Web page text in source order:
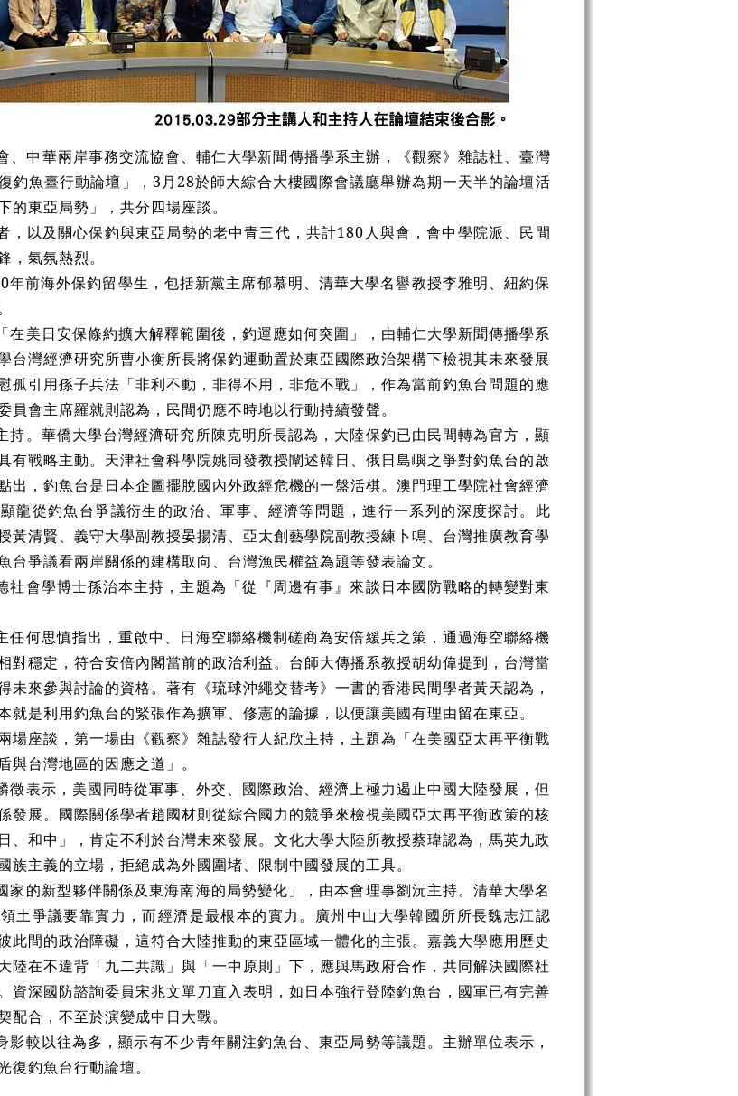
、中華兩岸事務交流協會、輔仁大學新聞傳播學系主辦，《觀察》雜誌社、臺灣
釣魚臺行動論壇」，3月28於師大綜合大樓國際會議廳舉辦為期一天半的論壇活
的東亞局勢」，共分四場座談。
，以及關心保釣與東亞局勢的老中青三代，共計180人與會，會中學院派、民間
，氣氛熱烈。
年前海外保釣留學生，包括新黨主席郁慕明、清華大學名譽教授李雅明、紐約保
在美日安保條約擴大解釋範圍後，釣運應如何突圍」，由輔仁大學新聞傳播學系
台灣經濟研究所曹小衡所長將保釣運動置於東亞國際政治架構下檢視其未來發展
孤引用孫子兵法「非利不動，非得不用，非危不戰」，作為當前釣魚台問題的應
員會主席羅就則認為，民間仍應不時地以行動持續發聲。
持。華僑大學台灣經濟研究所陳克明所長認為，大陸保釣已由民間轉為官方，顯
有戰略主動。天津社會科學院姚同發教授闡述韓日、俄日島嶼之爭對釣魚台的啟
出，釣魚台是日本企圖擺脫國內外政經危機的一盤活棋。澳門理工學院社會經濟
龍從釣魚台爭議衍生的政治、軍事、經濟等問題，進行一系列的深度探討。此
黃清賢、義守大學副教授晏揚清、亞太創藝學院副教授練卜鳴、台灣推廣教育學
台爭議看兩岸關係的建構取向、台灣漁民權益為題等發表論文。
社會學博士孫治本主持，主題為「從『周邊有事』來談日本國防戰略的轉變對東
任何思慎指出，重啟中、日海空聯絡機制磋商為安倍緩兵之策，通過海空聯絡機
對穩定，符合安倍內閣當前的政治利益。台師大傳播系教授胡幼偉提到，台灣當
未來參與討論的資格。著有《琉球沖繩交替考》一書的香港民間學者黃天認為，
就是利用釣魚台的緊張作為擴軍、修憲的論據，以便讓美國有理由留在東亞。
場座談，第一場由《觀察》雜誌發行人紀欣主持，主題為「在美國亞太再平衡戰
台灣地區的因應之道」。
徵表示，美國同時從軍事、外交、國際政治、經濟上極力遏止中國大陸發展，但
發展。國際關係學者趙國材則從綜合國力的競爭來檢視美國亞太再平衡政策的核
、和中」，肯定不利於台灣未來發展。文化大學大陸所教授蔡瑋認為，馬英九政
族主義的立場，拒絕成為外國圍堵、限制中國發展的工具。
家的新型夥伴關係及東海南海的局勢變化」，由本會理事劉沅主持。清華大學名
土爭議要靠實力，而經濟是最根本的實力。廣州中山大學韓國所所長魏志江認
此間的政治障礙，這符合大陸推動的東亞區域一體化的主張。嘉義大學應用歷史
陸在不違背「九二共識」與「一中原則」下，應與馬政府合作，共同解決國際社
資深國防諮詢委員宋兆文單刀直入表明，如日本強行登陸釣魚台，國軍已有完善
配合，不至於演變成中日大戰。
影較以往為多，顯示有不少青年關注釣魚台、東亞局勢等議題。主辦單位表示，
復釣魚台行動論壇。